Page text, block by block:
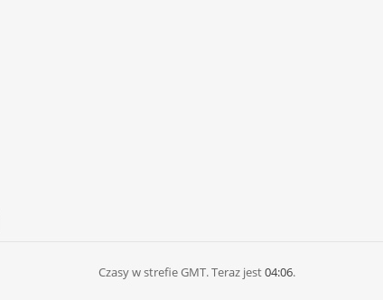
Czasy w strefie GMT. Teraz jest04:06.